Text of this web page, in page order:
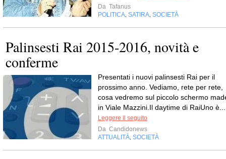
Da Tafanus
POLITICA SATIRA SOCIETÀ
Palinsesti Rai 2015-2016, novità e
conferme
Presentati i nuovi palinsesti Rai per il
prossimo anno. Vediamo, rete per rete,
cosa vedremo sul piccolo schermo
in Viale Mazzini.Il daytime di RaiUno è...
Leggere il seguito
Da Candidonews
ATTUALITÀ SOCIETÀ